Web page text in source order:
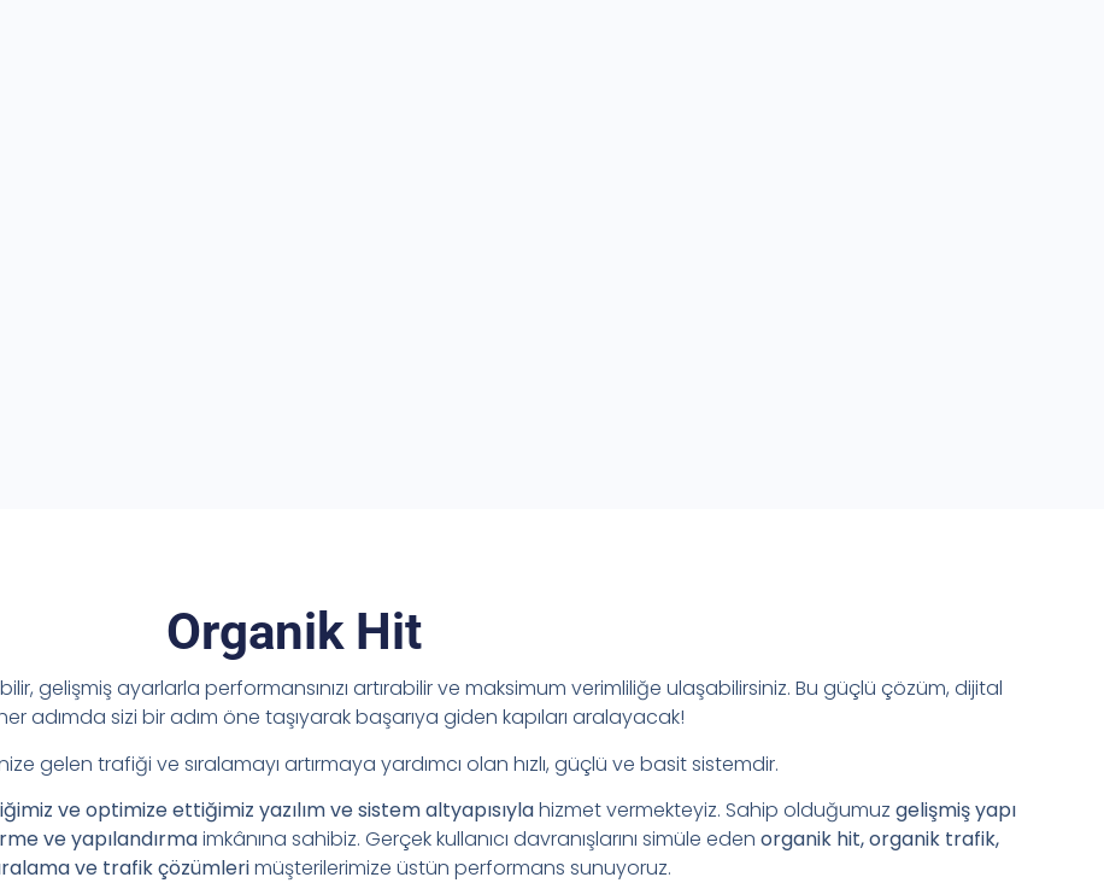
Organik Hit
gelişmiş ayarlarla performansınızı artırabilir ve maksimum verimliliğe ulaşabilirsiniz. Bu güçlü çözüm, dijital
adımda sizi bir adım öne taşıyarak başarıya giden kapıları aralayacak!
gelen trafiği ve sıralamayı artırmaya yardımcı olan hızlı, güçlü ve basit sistemdir.
ve optimize ettiğimiz yazılım ve sistem altyapısıylahizmet vermekteyiz. Sahip olduğumuz gelişmiş yapı
ve yapılandırmaimkânına sahibiz. Gerçek kullanıcı davranışlarını simüle eden organik hit, organik trafik,
ve trafik çözümlerimüşterilerimize üstün performans sunuyoruz.